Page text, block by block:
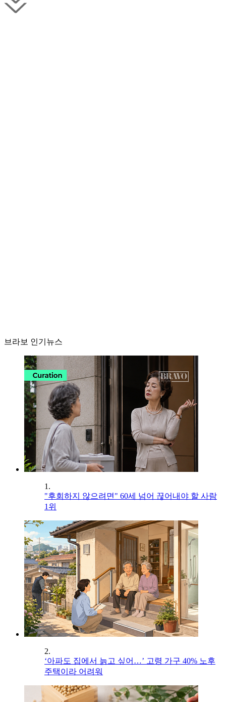
브라보 인기뉴스
1.
"후회하지 않으려면" 60세 넘어 끊어내야 할 사람
1위
2.
‘아파도 집에서 늙고 싶어…’ 고령 가구 40% 노후
주택이라 어려워